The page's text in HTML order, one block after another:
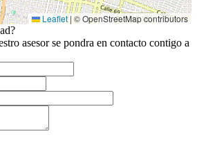
Leaflet | © OpenStreetMap contributors
asesor se pondra en contacto contigo a